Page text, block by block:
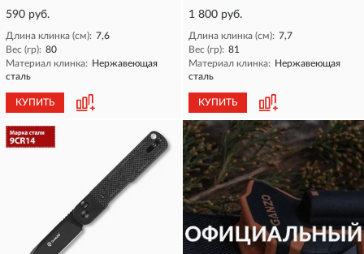
590 руб.
Длина клинка (см): 7,6
Вес (гр): 80
Материал клинка: Нержавеющая
сталь
КУПИТЬ
1 800 руб.
Длина клинка (см): 7,7
Вес (гр): 81
Материал клинка: Нержавеющая
сталь
КУПИТЬ